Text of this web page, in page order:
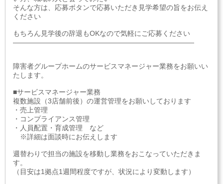
そんな方は、応募ボタンで応募いただき見学希望の旨をお伝え
ください
もちろん見学後の辞退もOKなので気軽にご応募ください
――――――――――――――――――――――――――
障害者グループホームのサービスマネージャー業務をお願いい
たします。
■サービスマネージャー業務
複数施設（3店舗前後）の運営管理をお願いしております
・売上管理
・コンプライアンス管理
・人員配置・育成管理 など
※詳細は面談時にお伝えします
週替わりで担当の施設を移動し業務をおこなっていただきま
す。
（目安は1拠点1週間程度ですが、状況により変動します）